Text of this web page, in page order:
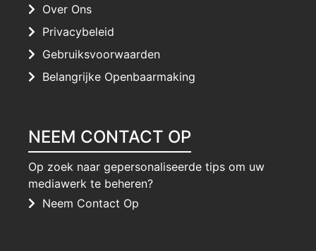
Over Ons
Privacybeleid
Gebruiksvoorwaarden
Belangrijke Openbaarmaking
NEEM CONTACT OP
Op zoek naar gepersonaliseerde tips om uw
mediawerk te beheren?
Neem Contact Op